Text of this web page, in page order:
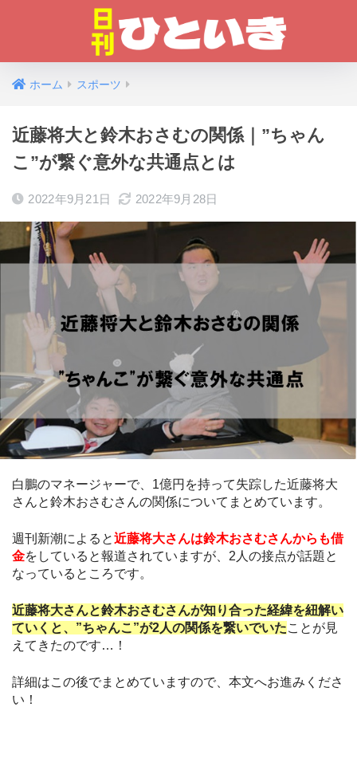
ホーム スポーツ
近藤将大と鈴木おさむの関係｜”ちゃん
こ”が繋ぐ意外な共通点とは
2022年9月21日 2022年9月28日
白鵬のマネージャーで、1億円を持って失踪した近藤将大
さんと鈴木おさむさんの関係についてまとめています。
週刊新潮によると近藤将大さんは鈴木おさむさんからも借
金をしていると報道されていますが、2人の接点が話題と
なっているところです。
近藤将大さんと鈴木おさむさんが知り合った経緯を紐解い
ていくと、”ちゃんこ”が2人の関係を繋いでいたことが見
えてきたのです…！
詳細はこの後でまとめていますので、本文へお進みくださ
い！